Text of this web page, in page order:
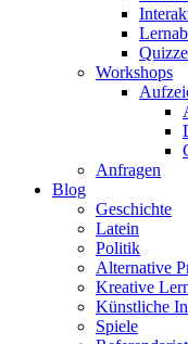
Workshops
Anfragen
Blog
Geschichte
Latein
Politik
Alternative
Kreative
Künstliche
Spiele